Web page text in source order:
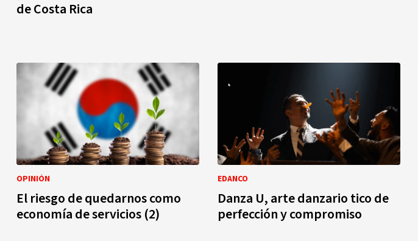
de Costa Rica
OPINIÓN
El riesgo de quedarnos como
economía de servicios (2)
EDANCO
Danza U, arte danzario tico de
perfección y compromiso